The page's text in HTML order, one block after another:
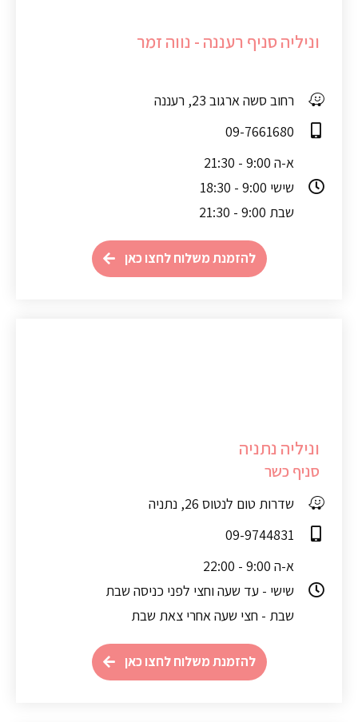
וניליה סניף רעננה - נווה זמר
רחוב סשה ארגוב 23, רעננה
09-7661680
א-ה 9:00 - 21:30
שישי 9:00 - 18:30
שבת 9:00 - 21:30
להזמנת משלוח לחצו כאן
וניליה נתניה
סניף כשר
שדרות טום לנטוס 26, נתניה
09-9744831
א-ה 9:00 - 22:00
שישי - עד שעה וחצי לפני כניסה שבת
שבת - חצי שעה אחרי צאת שבת
להזמנת משלוח לחצו כאן